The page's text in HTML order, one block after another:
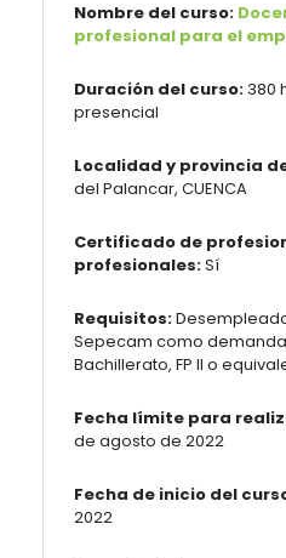
Nombre del curso:
profesional para el
Duración del curso: 380
presencial
Localidad y provincia
del Palancar, CUENCA
Certificado de
profesionales:Sí
Requisitos:
Sepecam como
Bachillerato, FP II o
Fecha límite para
de agosto de 2022
Fecha de inicio del
2022